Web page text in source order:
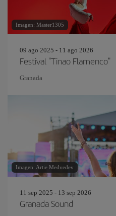
Imagen: Master1305
09 ago 2025 - 11 ago 2026
Festival "Tinao Flamenco"
Granada
Imagen: Artie Medvedev
11 sep 2025 - 13 sep 2026
Granada Sound